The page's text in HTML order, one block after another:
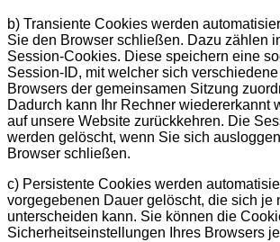
b) Transiente Cookies werden
Sie den Browser schließen. Dazu zählen
Session-Cookies. Diese speichern eine
Session-ID, mit welcher sich
Browsers der gemeinsamen Sitzung
Dadurch kann Ihr Rechner wiedererkannt
auf unsere Website zurückkehren. Die
werden gelöscht, wenn Sie sich
Browser schließen.
c) Persistente Cookies werden
vorgegebenen Dauer gelöscht, die sich je
unterscheiden kann. Sie können die
Sicherheitseinstellungen Ihres Browsers